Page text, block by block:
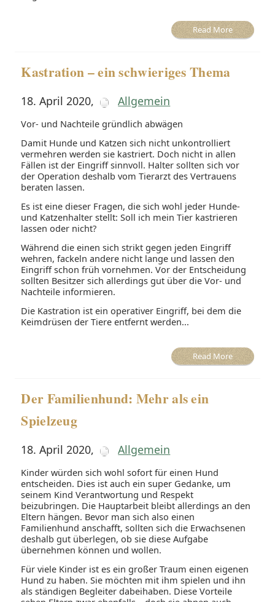
Read More
Kastration – ein schwieriges Thema
18. April 2020, Allgemein
Vor- und Nachteile gründlich abwägen
Damit Hunde und Katzen sich nicht unkontrolliert
vermehren werden sie kastriert. Doch nicht in allen
Fällen ist der Eingriff sinnvoll. Halter sollten sich vor
der Operation deshalb vom Tierarzt des Vertrauens
beraten lassen.
Es ist eine dieser Fragen, die sich wohl jeder Hunde-
und Katzenhalter stellt: Soll ich mein Tier kastrieren
lassen oder nicht?
Während die einen sich strikt gegen jeden Eingriff
wehren, fackeln andere nicht lange und lassen den
Eingriff schon früh vornehmen. Vor der Entscheidung
sollten Besitzer sich allerdings gut über die Vor- und
Nachteile informieren.
Die Kastration ist ein operativer Eingriff, bei dem die
Keimdrüsen der Tiere entfernt werden...
Read More
Der Familienhund: Mehr als ein
Spielzeug
18. April 2020, Allgemein
Kinder würden sich wohl sofort für einen Hund
entscheiden. Dies ist auch ein super Gedanke, um
seinem Kind Verantwortung und Respekt
beizubringen. Die Hauptarbeit bleibt allerdings an den
Eltern hängen. Bevor man sich also einen
Familienhund anschafft, sollten sich die Erwachsenen
deshalb gut überlegen, ob sie diese Aufgabe
übernehmen können und wollen.
Für viele Kinder ist es ein großer Traum einen eigenen
Hund zu haben. Sie möchten mit ihm spielen und ihn
als ständigen Begleiter dabeihaben. Diese Vorteile